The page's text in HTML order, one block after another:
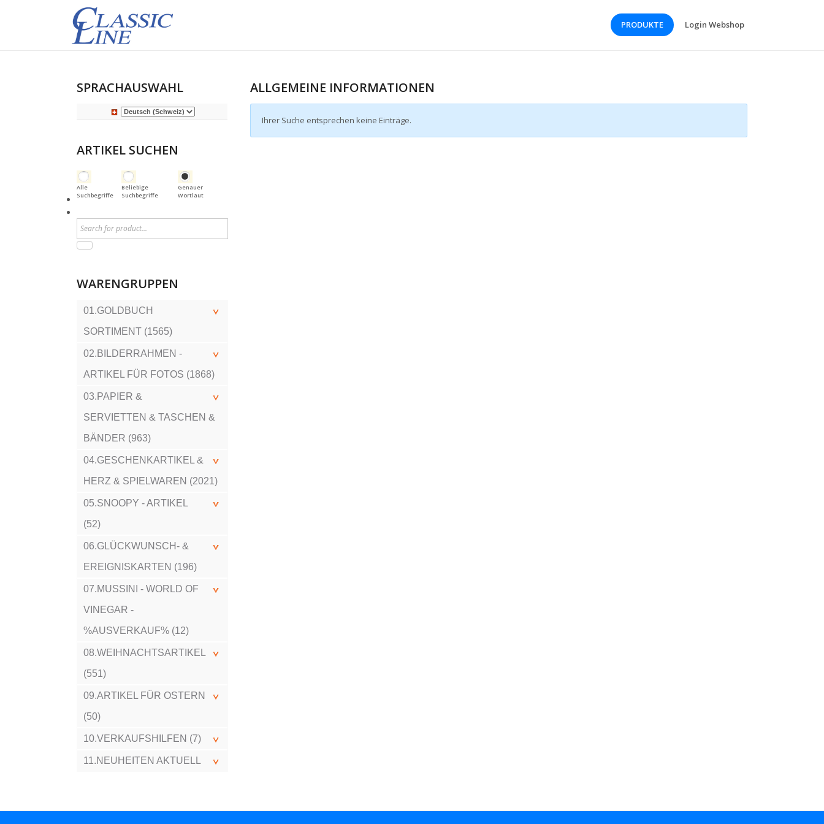
PRODUKTE Login Webshop
SPRACHAUSWAHL
ARTIKEL SUCHEN
Alle
Suchbegriffe
Beliebige
Suchbegriffe
Genauer
Wortlaut
WARENGRUPPEN
01.GOLDBUCH
SORTIMENT (1565)
02.BILDERRAHMEN -
ARTIKEL FÜR FOTOS (1868)
03.PAPIER &
SERVIETTEN & TASCHEN &
BÄNDER (963)
04.GESCHENKARTIKEL &
HERZ & SPIELWAREN (2021)
05.SNOOPY - ARTIKEL
(52)
06.GLÜCKWUNSCH- &
EREIGNISKARTEN (196)
07.MUSSINI - WORLD OF
VINEGAR -
%AUSVERKAUF% (12)
08.WEIHNACHTSARTIKEL
(551)
09.ARTIKEL FÜR OSTERN
(50)
10.VERKAUFSHILFEN (7)
11.NEUHEITEN AKTUELL
ALLGEMEINE INFORMATIONEN
Ihrer Suche entsprechen keine Einträge.